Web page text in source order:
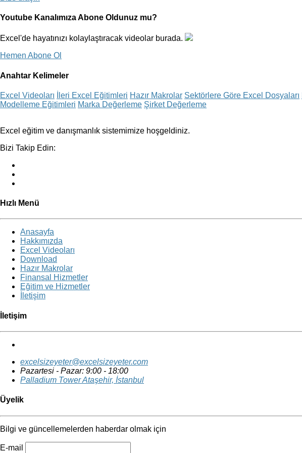
Youtube Kanalımıza Abone Oldunuz mu?
Excel'de hayatınızı kolaylaştıracak videolar burada.
Hemen Abone Ol
Anahtar Kelimeler
Excel Videoları İleri Excel Eğitimleri Hazır Makrolar Sektörlere Göre Excel Dosyaları
Modelleme Eğitimleri Marka Değerleme Şirket Değerleme
Excel eğitim ve danışmanlık sistemimize hoşgeldiniz.
Bizi Takip Edin:
Hızlı Menü
Anasayfa
Hakkımızda
Excel Videoları
Download
Hazır Makrolar
Finansal Hizmetler
Eğitim ve Hizmetler
İletişim
İletişim
excelsizeyeter@excelsizeyeter.com
Pazartesi - Pazar: 9:00 - 18:00
Palladium TowerAtaşehir, İstanbul
Üyelik
Bilgi ve güncellemelerden haberdar olmak için
E-mail